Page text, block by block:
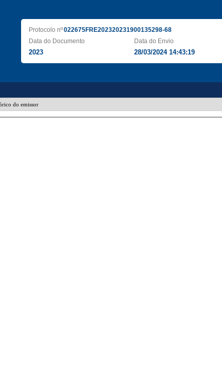
Protocolo nº022675FRE202320231900135298-68
Data do Documento
2023
Data do Envio
28/03/2024 14:43:19